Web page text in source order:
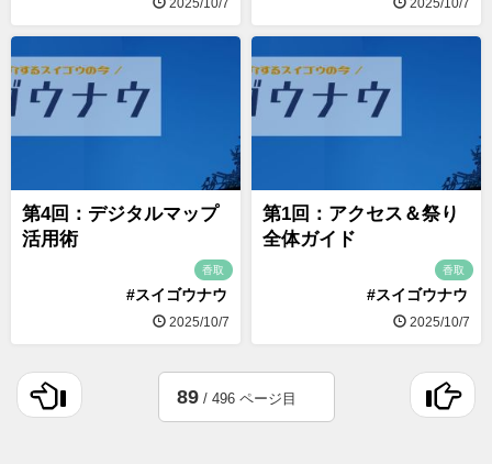
2025/10/7 2025/10/7
第4回：デジタルマップ
活用術
香取
#スイゴウナウ
2025/10/7
第1回：アクセス＆祭り
全体ガイド
香取
#スイゴウナウ
2025/10/7
89/ 496 ページ目